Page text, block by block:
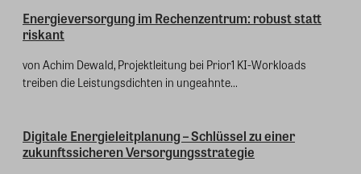
Energieversorgung im Rechenzentrum: robust statt
riskant
von Achim Dewald, Projektleitung bei Prior1 KI-Workloads
treiben die Leistungsdichten in ungeahnte...
Digitale Energieleitplanung – Schlüssel zu einer
zukunftssicheren Versorgungsstrategie